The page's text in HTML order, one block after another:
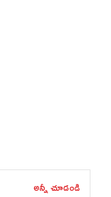
అన్నీ చూడండి